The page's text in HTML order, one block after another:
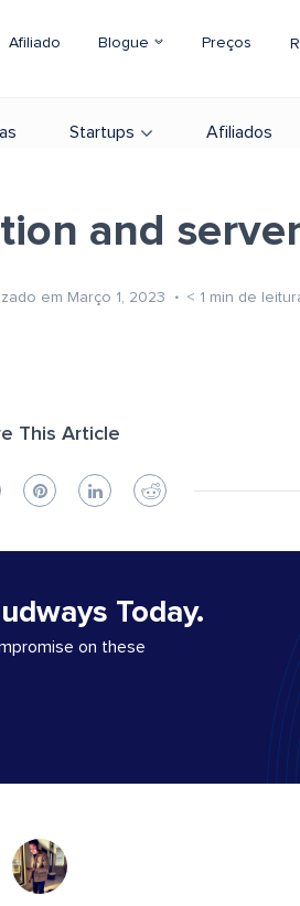
Afiliado Blogue Preços
Startups Afiliados
and
em Março 1, 2023 < 1 min de
This Article
Today.
on these